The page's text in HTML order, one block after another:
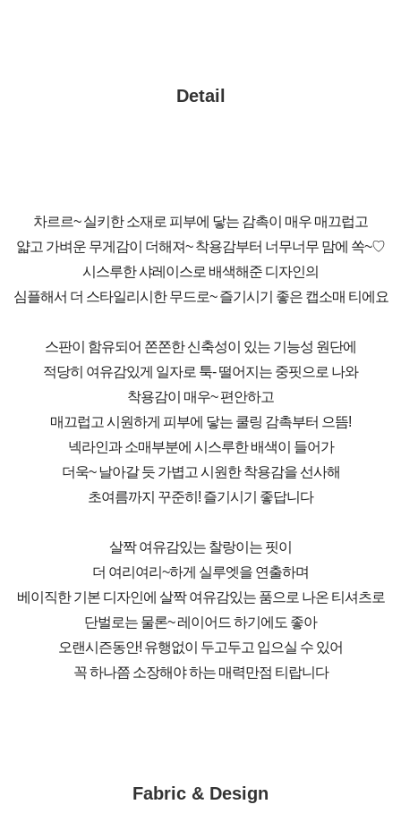
Detail
차르르~ 실키한 소재로 피부에 닿는 감촉이 매우 매끄럽고
얇고 가벼운 무게감이 더해져~ 착용감부터 너무너무 맘에 쏙~♡
시스루한 샤레이스로 배색해준 디자인의
심플해서 더 스타일리시한 무드로~ 즐기시기 좋은 캡소매 티에요
스판이 함유되어 쫀쫀한 신축성이 있는 기능성 원단에
적당히 여유감있게 일자로 툭- 떨어지는 중핏으로 나와
착용감이 매우~ 편안하고
매끄럽고 시원하게 피부에 닿는 쿨링 감촉부터 으뜸!
넥라인과 소매부분에 시스루한 배색이 들어가
더욱~ 날아갈 듯 가볍고 시원한 착용감을 선사해
초여름까지 꾸준히! 즐기시기 좋답니다
살짝 여유감있는 찰랑이는 핏이
더 여리여리~하게 실루엣을 연출하며
베이직한 기본 디자인에 살짝 여유감있는 품으로 나온 티셔츠로
단벌로는 물론~ 레이어드 하기에도 좋아
오랜시즌동안! 유행없이 두고두고 입으실 수 있어
꼭 하나쯤 소장해야 하는 매력만점 티랍니다
Fabric & Design